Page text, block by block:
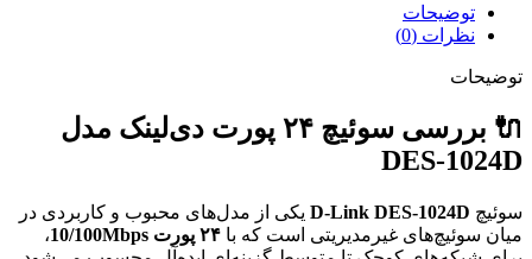
توضیحات
نظرات (0)
توضیحات
🔌 بررسی سوئیچ ۲۴ پورت دی‌لینک مدل
DES-1024D
سوئیچ D-Link DES-1024D یکی از مدل‌های محبوب و کاربردی در
میان سوئیچ‌های غیرمدیریتی است که با ۲۴ پورت 10/100Mbps
،